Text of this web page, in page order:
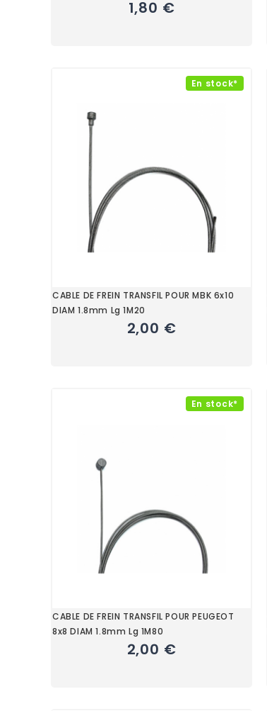
1,80 €
En stock*
CABLE DE FREIN TRANSFIL POUR MBK 6x10
DIAM 1.8mm Lg 1M20
2,00 €
En stock*
CABLE DE FREIN TRANSFIL POUR PEUGEOT
8x8 DIAM 1.8mm Lg 1M80
2,00 €